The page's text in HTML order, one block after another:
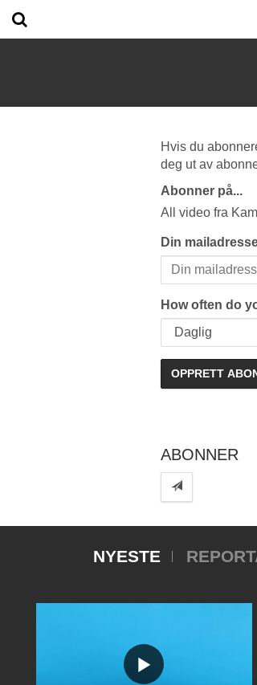
Hvis du
deg ut av
Abonner på...
All video fra
Din
How often do
ABONNER
NYESTE